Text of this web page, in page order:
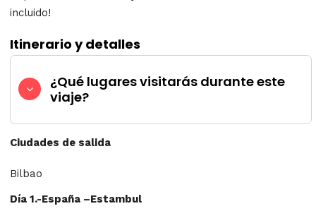
incluido!
Itinerario y detalles
¿Qué lugares visitarás durante este
viaje?
Ciudades de salida
Bilbao
Día 1.-España –Estambul